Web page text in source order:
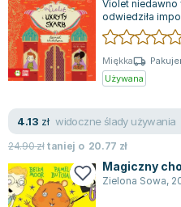
Violet niedawno
odwiedziła
maharadży. W
Miękka
Używana
4.13 zł widoczne ślady używania
24.90złtaniej o 20.77 zł
Magiczny
Zielona Sowa,